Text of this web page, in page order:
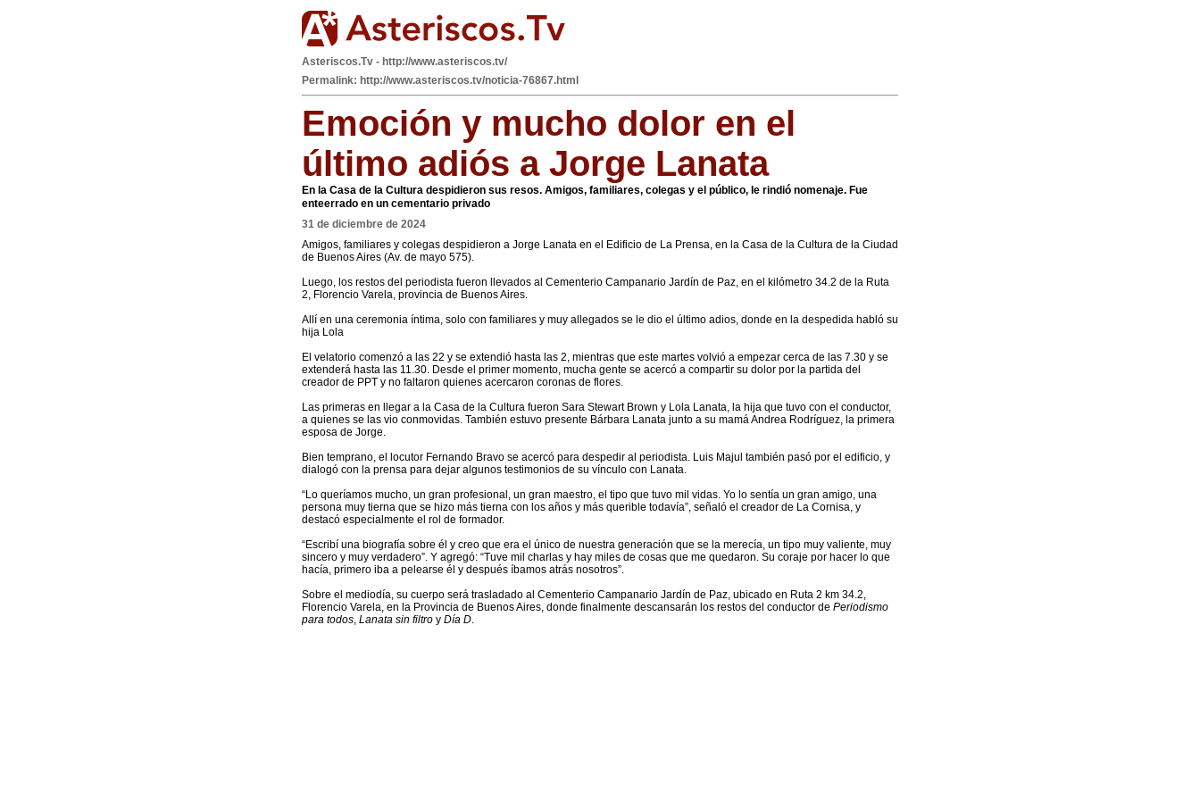
Asteriscos.Tv - http://www.asteriscos.tv/
Permalink: http://www.asteriscos.tv/noticia-76867.html
Emoción y mucho dolor en el
último adiós a Jorge Lanata
En la Casa de la Cultura despidieron sus resos. Amigos, familiares, colegas y el público, le rindió nomenaje. Fue
enteerrado en un cementario privado
31 de diciembre de 2024
Amigos, familiares y colegas despidieron a Jorge Lanata en el Edificio de La Prensa, en la Casa de la Cultura de la Ciudad
de Buenos Aires (Av. de mayo 575).
Luego, los restos del periodista fueron llevados al Cementerio Campanario Jardín de Paz, en el kilómetro 34.2 de la Ruta
2, Florencio Varela, provincia de Buenos Aires.
Allí en una ceremonia íntima, solo con familiares y muy allegados se le dio el último adios, donde en la despedida habló su
hija Lola
El velatorio comenzó a las 22 y se extendió hasta las 2, mientras que este martes volvió a empezar cerca de las 7.30 y se
extenderá hasta las 11.30. Desde el primer momento, mucha gente se acercó a compartir su dolor por la partida del
creador de PPT y no faltaron quienes acercaron coronas de flores.
Las primeras en llegar a la Casa de la Cultura fueron Sara Stewart Brown y Lola Lanata, la hija que tuvo con el conductor,
a quienes se las vio conmovidas. También estuvo presente Bárbara Lanata junto a su mamá Andrea Rodríguez, la primera
esposa de Jorge.
Bien temprano, el locutor Fernando Bravo se acercó para despedir al periodista. Luis Majul también pasó por el edificio, y
dialogó con la prensa para dejar algunos testimonios de su vínculo con Lanata.
“Lo queríamos mucho, un gran profesional, un gran maestro, el tipo que tuvo mil vidas. Yo lo sentía un gran amigo, una
persona muy tierna que se hizo más tierna con los años y más querible todavía”, señaló el creador de La Cornisa, y
destacó especialmente el rol de formador.
“Escribí una biografía sobre él y creo que era el único de nuestra generación que se la merecía, un tipo muy valiente, muy
sincero y muy verdadero”. Y agregó: “Tuve mil charlas y hay miles de cosas que me quedaron. Su coraje por hacer lo que
hacía, primero iba a pelearse él y después íbamos atrás nosotros”.
Sobre el mediodía, su cuerpo será trasladado al Cementerio Campanario Jardín de Paz, ubicado en Ruta 2 km 34.2,
Florencio Varela, en la Provincia de Buenos Aires, donde finalmente descansarán los restos del conductor de Periodismo
para todos, Lanata sin filtro y Día D.